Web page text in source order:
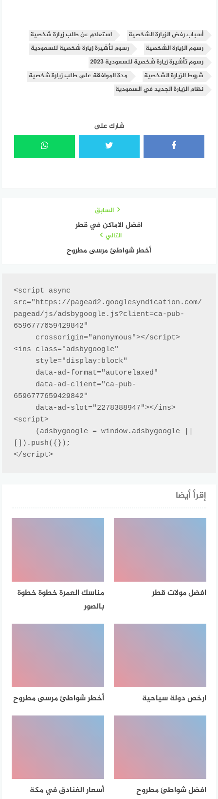
أسباب رفض الزيارة الشخصية
استعلام عن طلب زيارة شخصية
رسوم الزيارة الشخصية
رسوم تأشيرة زيارة شخصية للسعودية
رسوم تأشيرة زيارة شخصية للسعودية 2023
شروط الزيارة الشخصية
مدة الموافقة على طلب زيارة شخصية
نظام الزيارة الجديد في السعودية
شارك على
السابق
افضل الاماكن في قطر
التالي
أخطر شواطئ مرسى مطروح
<script async
src="https://pagead2.googlesyndication.com/
pagead/js/adsbygoogle.js?client=ca-pub-
6596777659429842"
<ins class="adsbygoogle"
6596777659429842"
<script>
[]).push({});
</script>
إقرأ أيضا
افضل مولات قطر
مناسك العمرة خطوة خطوة
بالصور
ارخص دولة سياحية أخطر شواطئ مرسى مطروح
افضل شواطئ مطروح
أسعار الفنادق في مكة